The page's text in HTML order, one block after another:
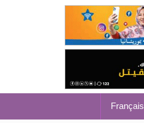
Français